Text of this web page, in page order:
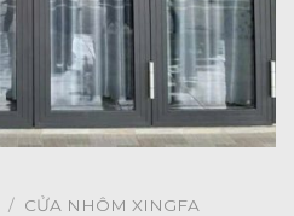
/ CỬA NHÔM XINGFA